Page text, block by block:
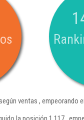
ventas , empeorando